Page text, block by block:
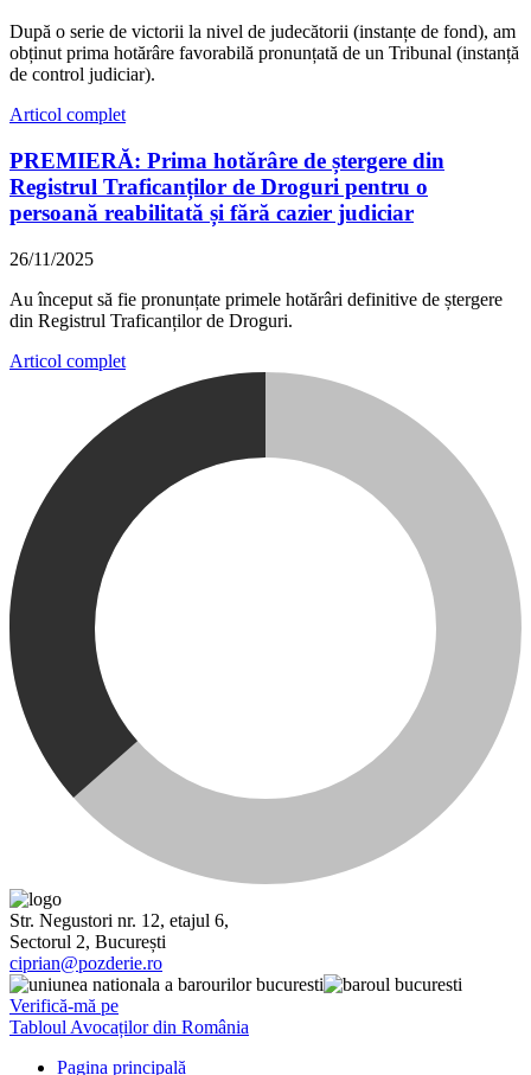
După o serie de victorii la nivel de judecătorii (instanțe de fond), am
obținut prima hotărâre favorabilă pronunțată de un Tribunal (instanță
de control judiciar).
Articol complet
PREMIERĂ: Prima hotărâre de ștergere din
Registrul Traficanților de Droguri pentru o
persoană reabilitată și fără cazier judiciar
26/11/2025
Au început să fie pronunțate primele hotărâri definitive de ștergere
din Registrul Traficanților de Droguri.
Articol complet
Str. Negustori nr. 12, etajul 6,
Sectorul 2, București
ciprian@pozderie.ro
Verifică-mă pe
Tabloul Avocaților din România
Pagina principală